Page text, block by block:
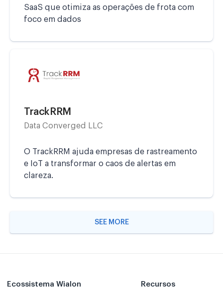
SaaS que otimiza as operações de frota com
foco em dados
TrackRRM
Data Converged LLC
O TrackRRM ajuda empresas de rastreamento
e IoT a transformar o caos de alertas em
clareza.
SEE MORE
Ecossistema Wialon Recursos